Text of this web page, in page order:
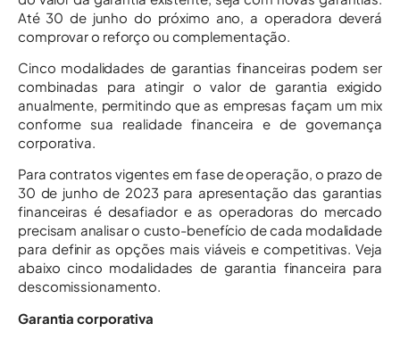
Até 30 de junho do próximo ano, a operadora deverá
comprovar o reforço ou complementação.
Cinco modalidades de garantias financeiras podem ser
combinadas para atingir o valor de garantia exigido
anualmente, permitindo que as empresas façam um mix
conforme sua realidade financeira e de governança
corporativa.
Para contratos vigentes em fase de operação, o prazo de
30 de junho de 2023 para apresentação das garantias
financeiras é desafiador e as operadoras do mercado
precisam analisar o custo-benefício de cada modalidade
para definir as opções mais viáveis e competitivas. Veja
abaixo cinco modalidades de garantia financeira para
descomissionamento.
Garantia corporativa